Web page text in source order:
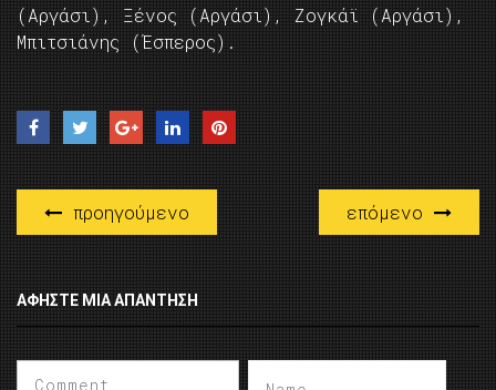
(Αργάσι), Ξένος (Αργάσι), Ζογκάϊ (Αργάσι),
Μπιτσιάνης (Έσπερος).
προηγούμενο επόμενο
ΑΦΉΣΤΕ ΜΙΑ ΑΠΆΝΤΗΣΗ